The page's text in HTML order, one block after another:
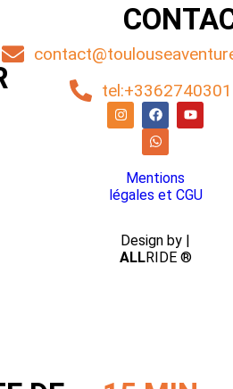
Mentions
légales et CGU
Design by |
ALLRIDE ®